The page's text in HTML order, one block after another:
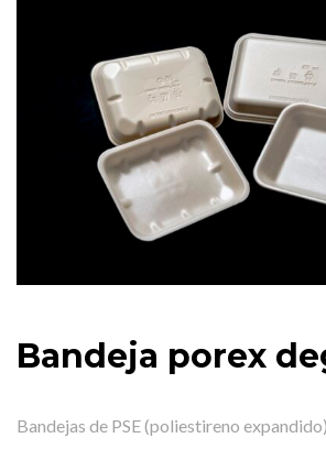
Bandeja porex
Bandejas de PSE (poliestireno expandido).